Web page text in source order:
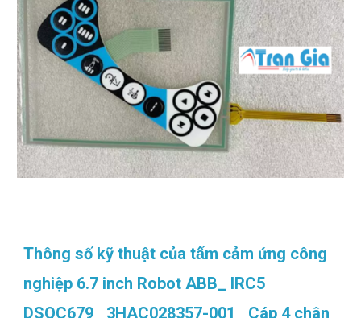
Thông số kỹ thuật của tấm cảm ứng công
nghiệp 6.7 inch Robot ABB_ IRC5
DSQC679_ 3HAC028357-001_ Cáp 4 chân